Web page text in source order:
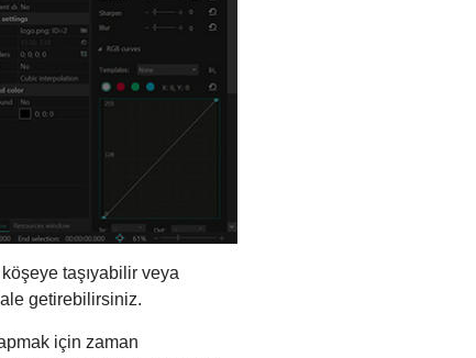
taşıyabilir veya
getirebilirsiniz.
için zaman